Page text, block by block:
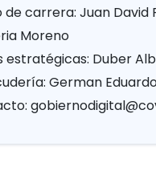
carrera: Juan David
Moreno
estratégicas: Duber
German